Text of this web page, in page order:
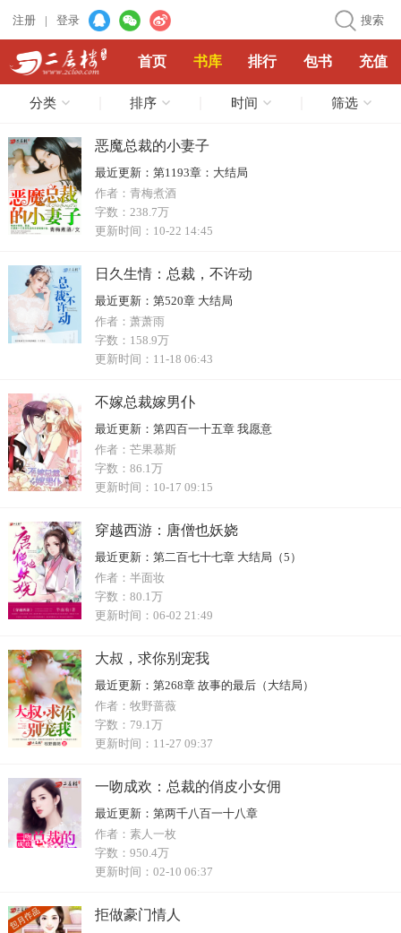
注册 | 登录 搜索
首页 书库 排行 包书 充值
分类 排序 时间 筛选
恶魔总裁的小妻子
最近更新： 第1193章：大结局
作者： 青梅煮酒
字数： 238.7万
更新时间： 10-22 14:45
日久生情：总裁，不许动
最近更新：
第520章 大结局
作者： 萧萧雨
字数： 158.9万
更新时间： 11-18 06:43
不嫁总裁嫁男仆
最近更新： 第四百一十五章 我愿意
作者： 芒果慕斯
字数： 86.1万
更新时间： 10-17 09:15
穿越西游：唐僧也妖娆
最近更新： 第二百七十七章 大结局（5）
作者： 半面妆
字数： 80.1万
更新时间： 06-02 21:49
大叔，求你别宠我
最近更新： 第268章 故事的最后（大结局）
作者： 牧野蔷薇
字数： 79.1万
更新时间： 11-27 09:37
一吻成欢：总裁的俏皮小女佣
最近更新： 第两千八百一十八章
作者： 素人一枚
字数： 950.4万
更新时间： 02-10 06:37
拒做豪门情人